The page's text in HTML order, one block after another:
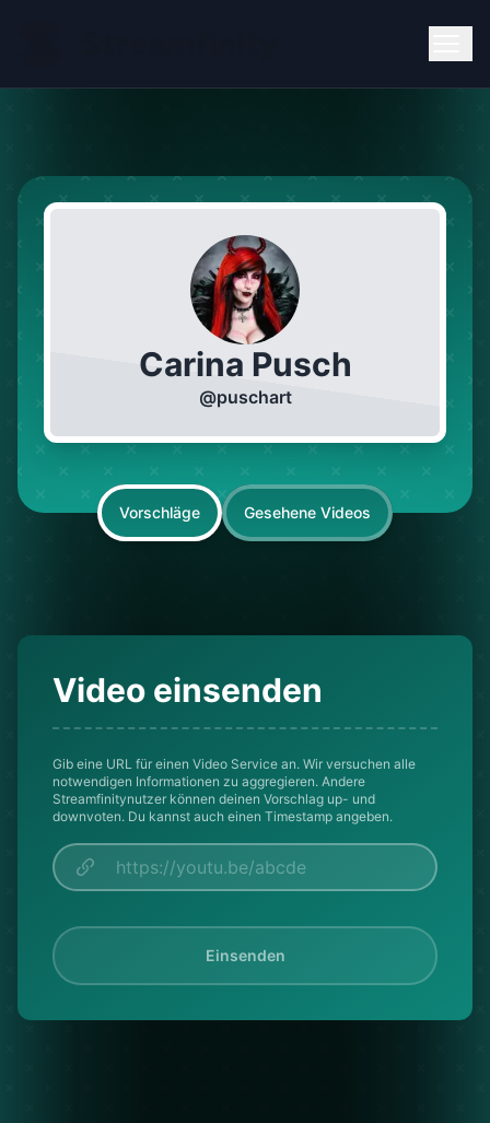
Carina Pusch
@puschart
Vorschläge Gesehene Videos
Video einsenden
Gib eine URL für einen Video Service an. Wir versuchen alle
notwendigen Informationen zu aggregieren. Andere
Streamfinitynutzer können deinen Vorschlag up- und
downvoten. Du kannst auch einen Timestamp angeben.
Einsenden